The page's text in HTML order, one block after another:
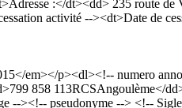
:</dt><dd> 235 route
activité --><dt>Date de
em></p><dl><!-- numero
858 113RCSAngoulème</
><!-- pseudonyme --> <!--